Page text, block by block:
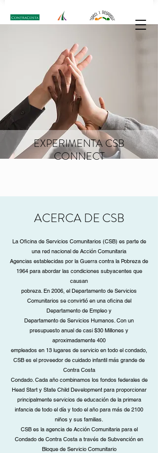
CSB CONECTAR
ACERCA DE CSB
La Oficina de Servicios Comunitarios (CSB) es parte de
una red nacional de Acción Comunitaria
Agencias establecidas por la Guerra contra la Pobreza de
1964 para abordar las condiciones subyacentes que
causan
pobreza. En 2006, el Departamento de Servicios
Comunitarios se convirtió en una oficina del
Departamento de Empleo y
Departamento de Servicios Humanos. Con un
presupuesto anual de casi $30 Millones y
aproximadamente 400
empleados en 13 lugares de servicio en todo el condado,
CSB es el proveedor de cuidado infantil más grande de
Contra Costa
Condado. Cada año combinamos los fondos federales de
Head Start y State Child Development para proporcionar
principalmente servicios de educación de la primera
infancia de todo el día y todo el año para más de 2100
niños y sus familias.
CSB es la agencia de Acción Comunitaria para el
Condado de Contra Costa a través de Subvención en
Bloque de Servicio Comunitario
EXPERIMENTA CSB
CONNECT